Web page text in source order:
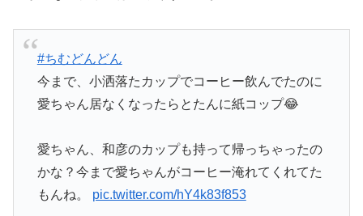
#ちむどんどん
今まで、小洒落たカップでコーヒー飲んでたのに
愛ちゃん居なくなったらとたんに紙コップ😂
愛ちゃん、和彦のカップも持って帰っちゃったの
かな？今まで愛ちゃんがコーヒー淹れてくれてた
もんね。 pic.twitter.com/hY4k83f853